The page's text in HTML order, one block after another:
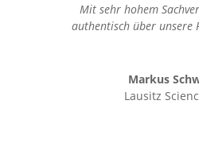
Mit sehr hohem
authentisch über unsere
Markus
Lausitz